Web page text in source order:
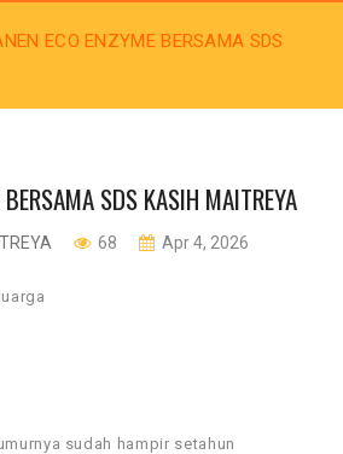
ECO ENZYME BERSAMA SDS
BERSAMA SDS KASIH MAITREYA
68 Apr 4, 2026
sudah hampir setahun